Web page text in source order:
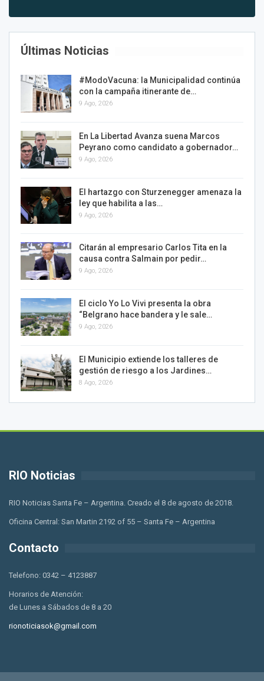
Últimas Noticias
#ModoVacuna: la Municipalidad continúa
con la campaña itinerante de…
9 Ago, 2026
En La Libertad Avanza suena Marcos
Peyrano como candidato a gobernador…
9 Ago, 2026
El hartazgo con Sturzenegger amenaza la
ley que habilita a las…
9 Ago, 2026
Citarán al empresario Carlos Tita en la
causa contra Salmain por pedir…
9 Ago, 2026
El ciclo Yo Lo Vivi presenta la obra
“Belgrano hace bandera y le sale…
9 Ago, 2026
El Municipio extiende los talleres de
gestión de riesgo a los Jardines…
8 Ago, 2026
RIO Noticias
RIO Noticias Santa Fe – Argentina. Creado el 8 de agosto de 2018.
Oficina Central: San Martin 2192 of 55 – Santa Fe – Argentina
Contacto
Telefono: 0342 – 4123887
Horarios de Atención:
de Lunes a Sábados de 8 a 20
rionoticiasok@gmail.com